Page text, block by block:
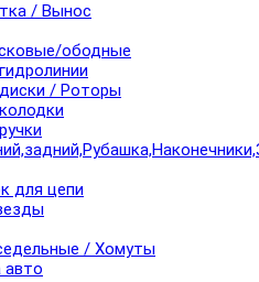
/ Вынос
ободные
/ Роторы
для цепи
/ Хомуты
авто